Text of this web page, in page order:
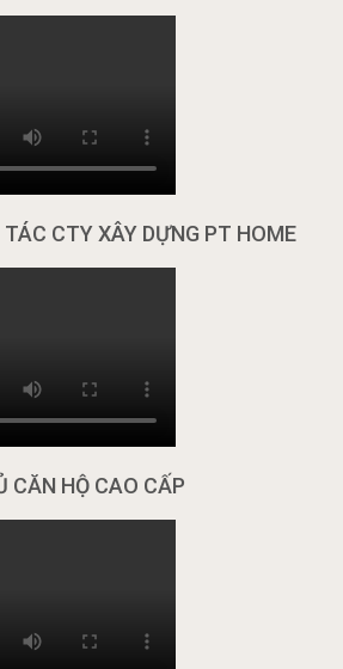
CTY XÂY DỰNG PT HOME
CĂN HỘ CAO CẤP